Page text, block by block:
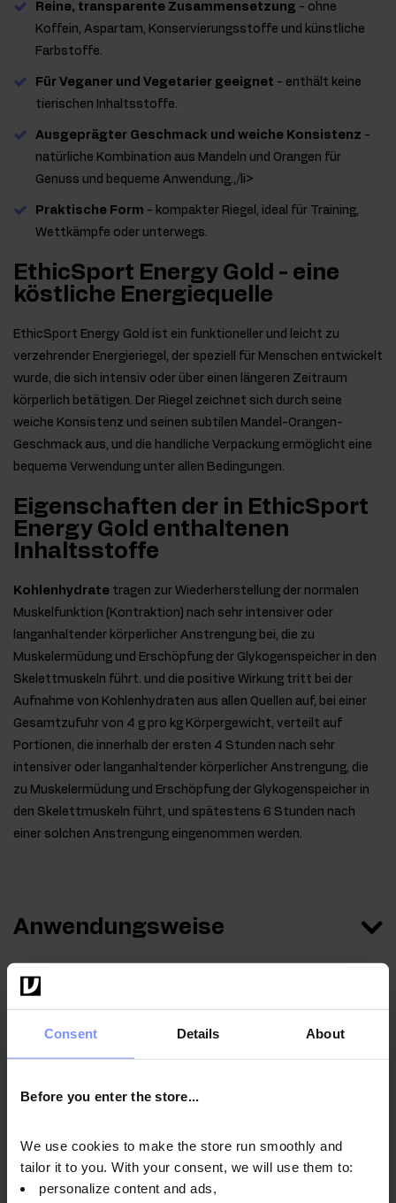
Consent Details About
Before you enter the store...
We use cookies to make the store run smoothly and
tailor it to you. With your consent, we will use them to:
personalize content and ads,
Reine, transparente Zusammensetzung - ohne
Koffein, Aspartam, Konservierungsstoffe und künstliche
Farbstoffe.
Für Veganer und Vegetarier geeignet - enthält keine
tierischen Inhaltsstoffe.
Ausgeprägter Geschmack und weiche Konsistenz -
natürliche Kombination aus Mandeln und Orangen für
Genuss und bequeme Anwendung.,/li>
Praktische Form - kompakter Riegel, ideal für Training,
Wettkämpfe oder unterwegs.
EthicSport Energy Gold - eine
köstliche Energiequelle
EthicSport Energy Gold ist ein funktioneller und leicht zu
verzehrender Energieriegel, der speziell für Menschen entwickelt
wurde, die sich intensiv oder über einen längeren Zeitraum
körperlich betätigen. Der Riegel zeichnet sich durch seine
weiche Konsistenz und seinen subtilen Mandel-Orangen-
Geschmack aus, und die handliche Verpackung ermöglicht eine
bequeme Verwendung unter allen Bedingungen.
Eigenschaften der in EthicSport
Energy Gold enthaltenen
Inhaltsstoffe
Kohlenhydrate tragen zur Wiederherstellung der normalen
Muskelfunktion (Kontraktion) nach sehr intensiver oder
langanhaltender körperlicher Anstrengung bei, die zu
Muskelermüdung und Erschöpfung der Glykogenspeicher in den
Skelettmuskeln führt. und die positive Wirkung tritt bei der
Aufnahme von Kohlenhydraten aus allen Quellen auf, bei einer
Gesamtzufuhr von 4 g pro kg Körpergewicht, verteilt auf
Portionen, die innerhalb der ersten 4 Stunden nach sehr
intensiver oder langanhaltender körperlicher Anstrengung, die
zu Muskelermüdung und Erschöpfung der Glykogenspeicher in
den Skelettmuskeln führt, und spätestens 6 Stunden nach
einer solchen Anstrengung eingenommen werden.
Anwendungsweise
Nährwertinformationen
Hersteller